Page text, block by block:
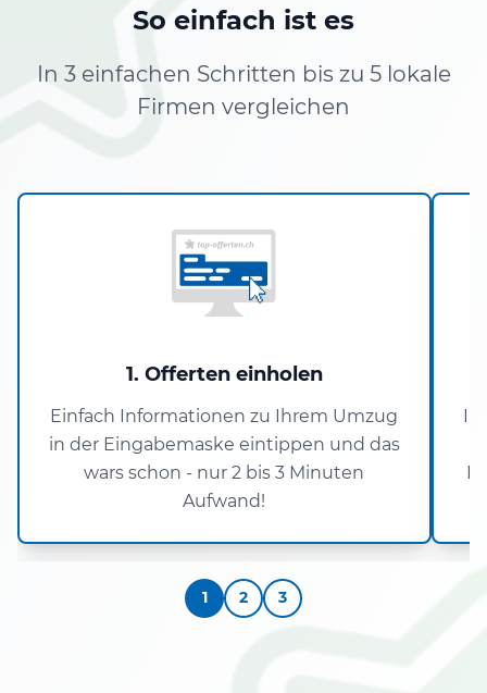
So einfach ist es
In 3 einfachen Schritten bis zu 5 lokale
Firmen vergleichen
1. Offerten einholen
Einfach Informationen zu Ihrem Umzug
in der Eingabemaske eintippen und das
wars schon - nur 2 bis 3 Minuten
Aufwand!
1 2 3